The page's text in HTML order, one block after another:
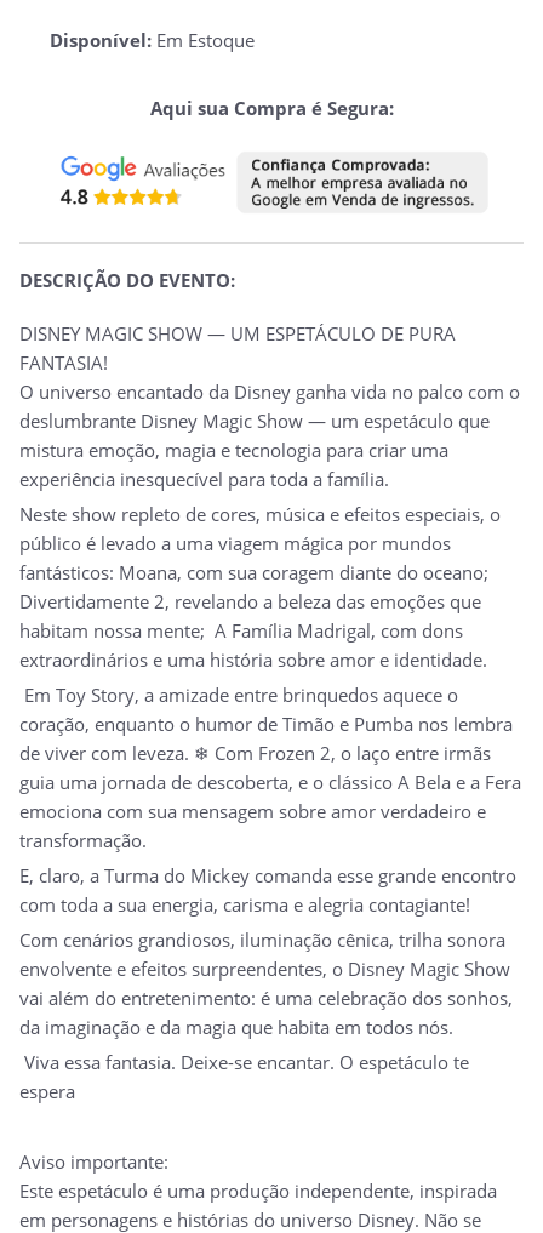
Disponível: Em Estoque
Aqui sua Compra é Segura:
DESCRIÇÃO DO EVENTO:
DISNEY MAGIC SHOW — UM ESPETÁCULO DE PURA
FANTASIA!
O universo encantado da Disney ganha vida no palco com o
deslumbrante Disney Magic Show — um espetáculo que
mistura emoção, magia e tecnologia para criar uma
experiência inesquecível para toda a família.
Neste show repleto de cores, música e efeitos especiais, o
público é levado a uma viagem mágica por mundos
fantásticos: Moana, com sua coragem diante do oceano;
Divertidamente 2, revelando a beleza das emoções que
habitam nossa mente; A Família Madrigal, com dons
extraordinários e uma história sobre amor e identidade.
Em Toy Story, a amizade entre brinquedos aquece o
coração, enquanto o humor de Timão e Pumba nos lembra
de viver com leveza. ❄ Com Frozen 2, o laço entre irmãs
guia uma jornada de descoberta, e o clássico A Bela e a Fera
emociona com sua mensagem sobre amor verdadeiro e
transformação.
E, claro, a Turma do Mickey comanda esse grande encontro
com toda a sua energia, carisma e alegria contagiante!
Com cenários grandiosos, iluminação cênica, trilha sonora
envolvente e efeitos surpreendentes, o Disney Magic Show
vai além do entretenimento: é uma celebração dos sonhos,
da imaginação e da magia que habita em todos nós.
Viva essa fantasia. Deixe-se encantar. O espetáculo te
espera
Aviso importante:
Este espetáculo é uma produção independente, inspirada
em personagens e histórias do universo Disney. Não se